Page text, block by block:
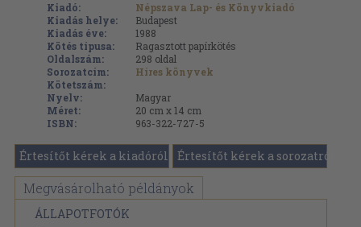
Kiadó:
Népszava Lap- és Könyvkiadó
Kiadás helye:
Budapest
Kiadás éve:
1988
Kötés típusa:
Ragasztott papírkötés
Oldalszám:
298 oldal
Sorozatcím:
Híres könyvek
Kötetszám:
Nyelv:
Magyar
Méret:
20 cm x 14 cm
ISBN:
963-322-727-5
Értesítőt kérek a kiadóról Értesítőt kérek a sorozatról
Megvásárolható példányok
ÁLLAPOTFOTÓK